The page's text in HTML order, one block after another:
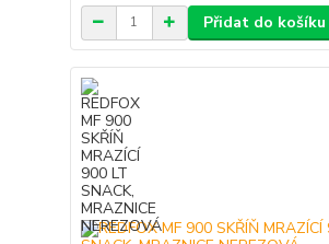
Přidat do košíku